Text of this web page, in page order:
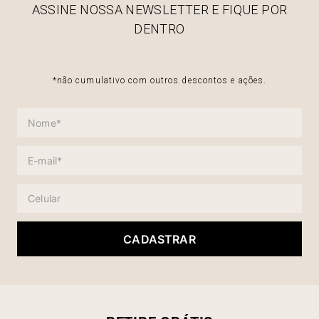
ASSINE NOSSA NEWSLETTER E FIQUE POR
DENTRO
*não cumulativo com outros descontos e ações.
CADASTRAR